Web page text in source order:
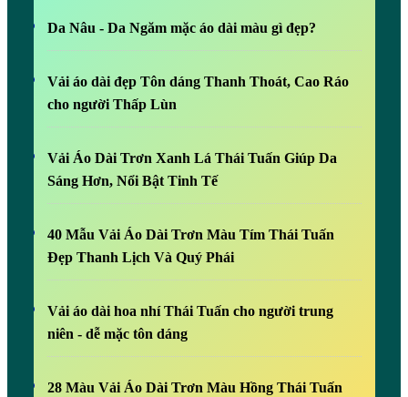
Da Nâu - Da Ngăm mặc áo dài màu gì đẹp?
Vải áo dài đẹp Tôn dáng Thanh Thoát, Cao Ráo
cho người Thấp Lùn
Vải Áo Dài Trơn Xanh Lá Thái Tuấn Giúp Da
Sáng Hơn, Nổi Bật Tinh Tế
40 Mẫu Vải Áo Dài Trơn Màu Tím Thái Tuấn
Đẹp Thanh Lịch Và Quý Phái
Vải áo dài hoa nhí Thái Tuấn cho người trung
niên - dễ mặc tôn dáng
28 Màu Vải Áo Dài Trơn Màu Hồng Thái Tuấn